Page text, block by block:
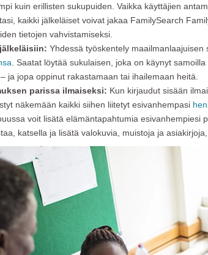
kuin erillisten sukupuiden. Vaikka käyttäjien
kaikki jälkeläiset voivat jakaa FamilySearch
tietojen vahvistamiseksi.
Yhdessä työskentely
. Saatat löytää sukulaisen, joka on käynyt
ja jopa oppinut rakastamaan tai ihailemaan heitä.
parissa ilmaiseksi: Kun kirjaudut sisään
näkemään kaikki siihen liitetyt esivanhempasi
voit lisätä elämäntapahtumia esivanhempiesi
katsella ja lisätä valokuvia, muistoja ja